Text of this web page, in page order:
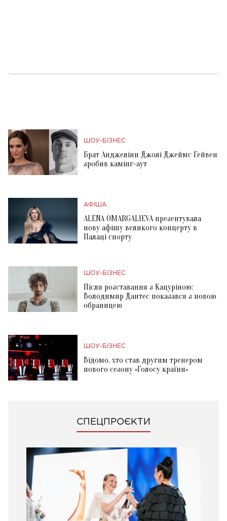
ШОУ-БІЗНЕС
Брат Анджеліни Джолі Джеймс Гейвен
зробив камінг-аут
АФІША
ALENA OMARGALIEVA презентувала
нову афішу великого концерту в
Палаці спорту
ШОУ-БІЗНЕС
Після розставання з Кацуріною:
Володимир Дантес показався з новою
обраницею
ШОУ-БІЗНЕС
Відомо, хто став другим тренером
нового сезону «Голосу країни»
СПЕЦПРОЄКТИ